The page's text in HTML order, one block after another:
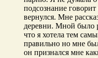
подсознание
вернулся. Мне
деревни. Мной было
что я хотела тем
правильно но мне
он признался мне